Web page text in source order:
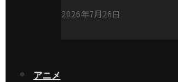
2026年7月26日
アニメ